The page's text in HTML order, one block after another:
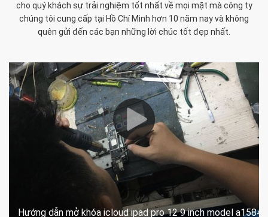
cho quý khách sự trải nghiệm tốt nhất về mọi mặt mà công ty
chúng tôi cung cấp tại Hồ Chí Minh hơn 10 năm nay và không
quên gửi đến các bạn những lời chúc tốt đẹp nhất.
Hướng dẫn mở khóa icloud ipad pro 12 9 inch model a1584